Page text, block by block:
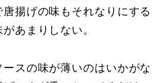
揚げの味もそれなりにする
あまりしない。
スの味が薄いのはいかがな